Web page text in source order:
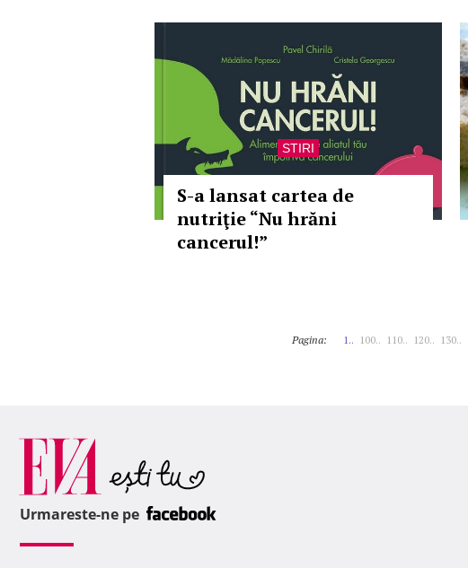
STIRI
S-a lansat cartea de
nutriţie “Nu hrăni
cancerul!”
Pagina: 1.. 100.. 110.. 120.. 130..
Urmareste-ne pe